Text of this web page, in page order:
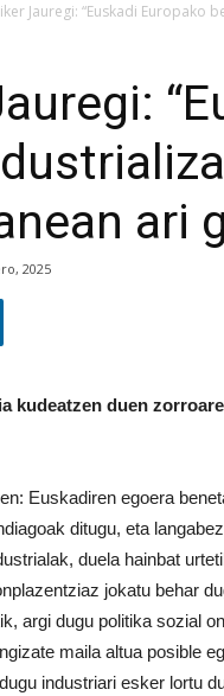
Jauregi: “Euskadi
ari
2025
kudeatzen duen
Euskadiren egoera
ditugu, eta
duela hainbat
jokatu behar
argi dugu politika sozial
maila altua posible
industriari esker lortu